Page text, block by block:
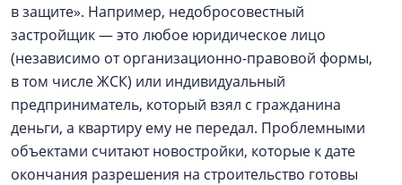
в защите». Например, недобросовестный
застройщик — это любое юридическое лицо
(независимо от организационно-правовой формы,
в том числе ЖСК) или индивидуальный
предприниматель, который взял с гражданина
деньги, а квартиру ему не передал. Проблемными
объектами считают новостройки, которые к дате
окончания разрешения на строительство готовы